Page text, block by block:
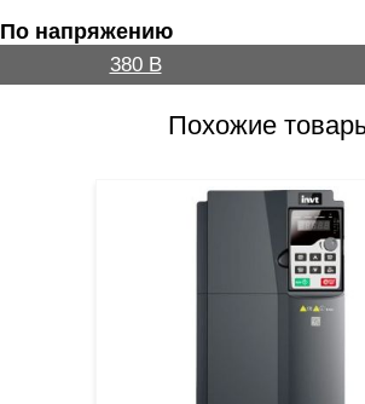
По напряжению
380 В
Похожие